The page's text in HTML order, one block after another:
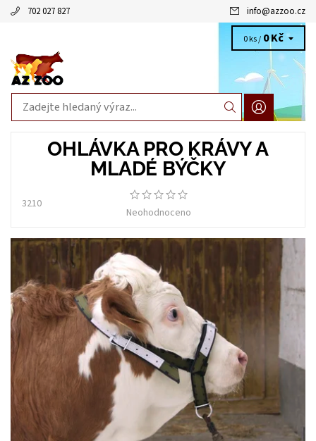
702 027 827 info@azzoo.cz
0 ks / 0 Kč
OHLÁVKA PRO KRÁVY A
MLADÉ BÝČKY
3210
Neohodnoceno